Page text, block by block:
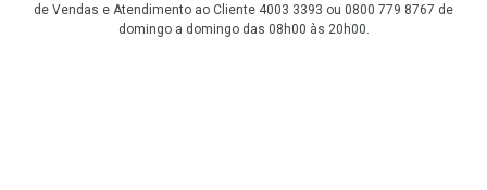
de Vendas e Atendimento ao Cliente 4003 3393 ou 0800 779 8767 de
domingo a domingo das 08h00 às 20h00.